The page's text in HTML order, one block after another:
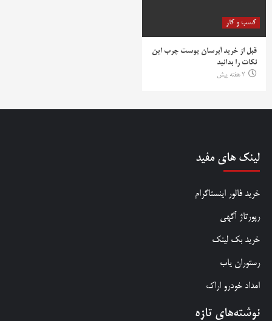
کسب و کار
قبل از خرید آبرسان پوست چرب این
نکات را بدانید
2 هفته پیش
لینک های مفید
خرید فالور اینستاگرام
رپورتاژ آگهی
خرید بک لینک
رستوران یاب
امداد خودرو اراک
نوشته‌های تازه